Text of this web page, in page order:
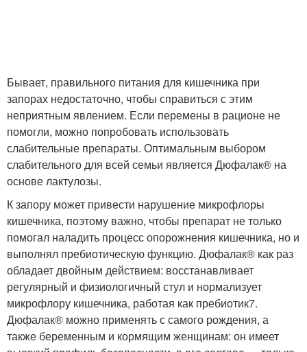
Бывает, правильного питания для кишечника при
запорах недостаточно, чтобы справиться с этим
неприятным явлением. Если перемены в рационе не
помогли, можно попробовать использовать
слабительные препараты. Оптимальным выбором
слабительного для всей семьи является Дюфалак® на
основе лактулозы.
К запору может привести нарушение микрофлоры
кишечника, поэтому важно, чтобы препарат не только
помогал наладить процесс опорожнения кишечника, но и
выполнял пребиотическую функцию. Дюфалак® как раз
обладает двойным действием: восстанавливает
регулярный и физиологичный стул и нормализует
микрофлору кишечника, работая как пребиотик7.
Дюфалак® можно применять с самого рождения, а
также беременным и кормящим женщинам: он имеет